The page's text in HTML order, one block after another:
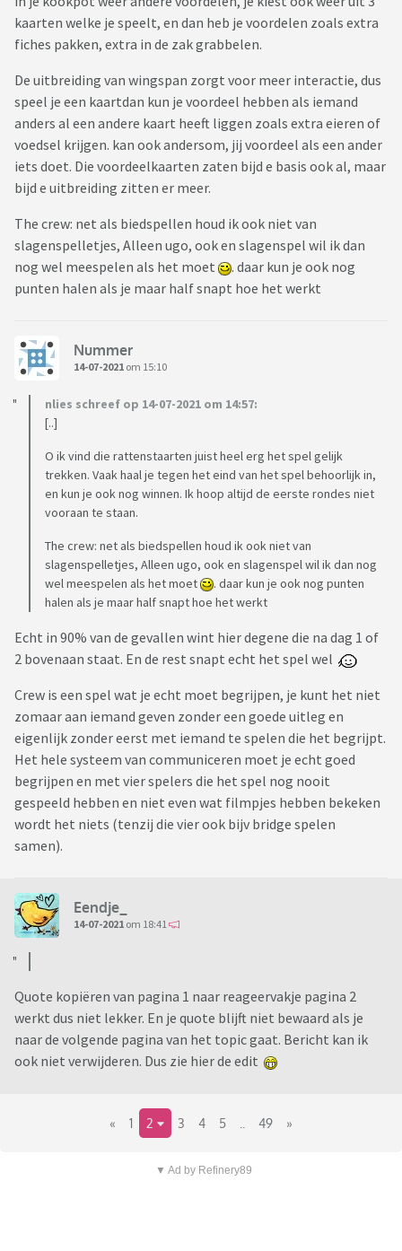
kaarten welke je speelt, en dan heb je voordelen zoals extra
fiches pakken, extra in de zak grabbelen.
De uitbreiding van wingspan zorgt voor meer interactie, dus
speel je een kaartdan kun je voordeel hebben als iemand
anders al een andere kaart heeft liggen zoals extra eieren of
voedsel krijgen. kan ook andersom, jij voordeel als een ander
iets doet. Die voordeelkaarten zaten bijd e basis ook al, maar
bijd e uitbreiding zitten er meer.
The crew: net als biedspellen houd ik ook niet van
slagenspelletjes, Alleen ugo, ook en slagenspel wil ik dan
nog wel meespelen als het moet
. daar kun je ook nog
punten halen als je maar half snapt hoe het werkt
Nummer
14-07-2021 om 15:10
nlies schreef op 14-07-2021 om 14:57:
[..]
O ik vind die rattenstaarten juist heel erg het spel gelijk
trekken. Vaak haal je tegen het eind van het spel behoorlijk in,
en kun je ook nog winnen. Ik hoop altijd de eerste rondes niet
vooraan te staan.
The crew: net als biedspellen houd ik ook niet van
slagenspelletjes, Alleen ugo, ook en slagenspel wil ik dan nog
wel meespelen als het moet
. daar kun je ook nog punten
halen als je maar half snapt hoe het werkt
Echt in 90% van de gevallen wint hier degene die na dag 1 of
2 bovenaan staat. En de rest snapt echt het spel wel
Crew is een spel wat je echt moet begrijpen, je kunt het niet
zomaar aan iemand geven zonder een goede uitleg en
eigenlijk zonder eerst met iemand te spelen die het begrijpt.
Het hele systeem van communiceren moet je echt goed
begrijpen en met vier spelers die het spel nog nooit
gespeeld hebben en niet even wat filmpjes hebben bekeken
wordt het niets (tenzij die vier ook bijv bridge spelen
samen).
Eendje_
14-07-2021 om 18:41
Quote kopiëren van pagina 1 naar reageervakje pagina 2
werkt dus niet lekker. En je quote blijft niet bewaard als je
naar de volgende pagina van het topic gaat. Bericht kan ik
ook niet verwijderen. Dus zie hier de edit
« 1 2 3 4 5 49 »
▼ Ad by Refinery89